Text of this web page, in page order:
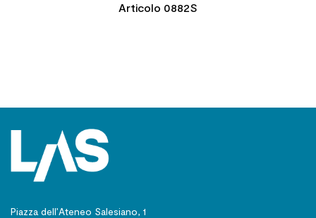
Articolo 0882S
Piazza dell’Ateneo Salesiano, 1